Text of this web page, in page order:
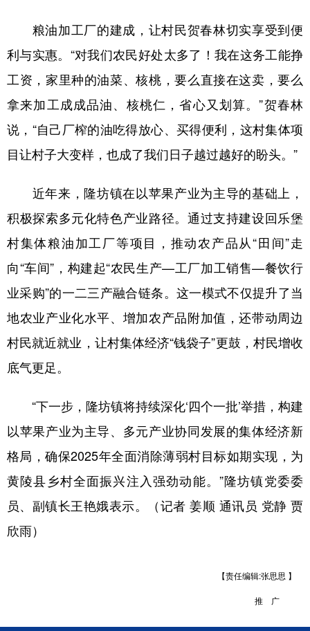
粮油加工厂的建成，让村民贺春林切实享受到便
利与实惠。“对我们农民好处太多了！我在这务工能挣
工资，家里种的油菜、核桃，要么直接在这卖，要么
拿来加工成成品油、核桃仁，省心又划算。”贺春林
说，“自己厂榨的油吃得放心、买得便利，这村集体项
目让村子大变样，也成了我们日子越过越好的盼头。”
近年来，隆坊镇在以苹果产业为主导的基础上，
积极探索多元化特色产业路径。通过支持建设回乐堡
村集体粮油加工厂等项目，推动农产品从“田间”走
向“车间”，构建起“农民生产—工厂加工销售—餐饮行
业采购”的一二三产融合链条。这一模式不仅提升了当
地农业产业化水平、增加农产品附加值，还带动周边
村民就近就业，让村集体经济“钱袋子”更鼓，村民增收
底气更足。
“下一步，隆坊镇将持续深化‘四个一批’举措，构建
以苹果产业为主导、多元产业协同发展的集体经济新
格局，确保2025年全面消除薄弱村目标如期实现，为
黄陵县乡村全面振兴注入强劲动能。”隆坊镇党委委
员、副镇长王艳娥表示。（记者 姜顺 通讯员 党静 贾
欣雨）
【责任编辑:张思思 】
推 广